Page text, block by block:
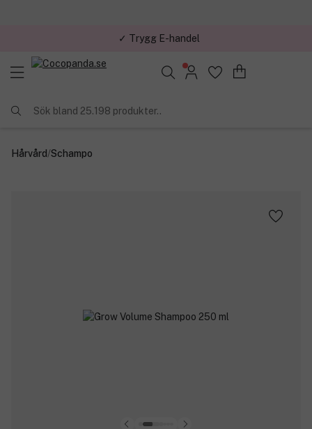
✓ Trygg E-handel
Sök bland 25.198 produkter..
Hårvård/Schampo